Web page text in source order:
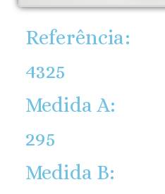
Referência:
4325
Medida A:
295
Medida B: